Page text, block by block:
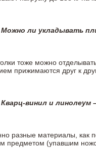
Можно ли укладывать
тоже можно
прижимаются друг к
Кварц-винил и
разные материалы, как
предметом (упавшим